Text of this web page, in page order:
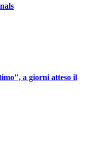
a giorni atteso il